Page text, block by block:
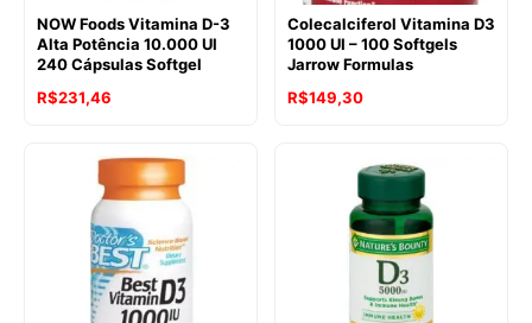
NOW Foods Vitamina D-3
Alta Potência 10.000 UI
240 Cápsulas Softgel
R$231,46
Colecalciferol Vitamina D3
1000 UI – 100 Softgels
Jarrow Formulas
O
R$165,30.
R$149,30O
R$149,30.